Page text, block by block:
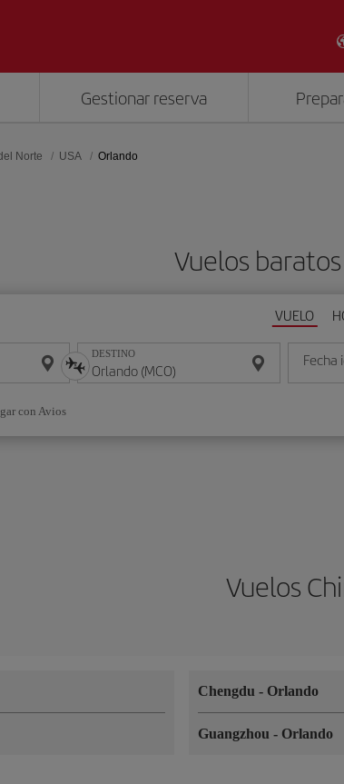
Gestionar reserva
Norte USA Orlando
Vuelos
VUELO
DESTINO Fecha
con Avios
Vuelos
Chengdu - Orlando
Guangzhou - Orlando